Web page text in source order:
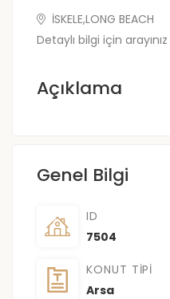
İSKELE,LONG BEACH
Detaylı bilgi için arayınız
Açıklama
Genel Bilgi
ID
7504
KONUT TIPI
Arsa